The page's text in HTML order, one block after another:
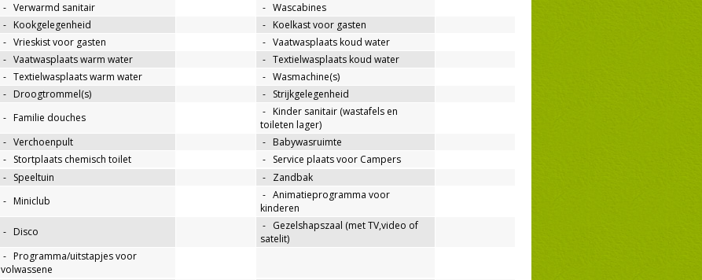
- Verwarmd sanitair - Wascabines
- Kookgelegenheid - Koelkast voor gasten
- Vrieskist voor gasten - Vaatwasplaats koud water
- Vaatwasplaats warm water - Textielwasplaats koud water
- Textielwasplaats warm water - Wasmachine(s)
- Droogtrommel(s) - Strijkgelegenheid
- Familie douches - Kinder sanitair (wastafels en
toileten lager)
- Verchoenpult - Babywasruimte
- Stortplaats chemisch toilet - Service plaats voor Campers
- Speeltuin - Zandbak
- Miniclub - Animatieprogramma voor
kinderen
- Disco - Gezelshapszaal (met TV,video of
satelit)
- Programma/uitstapjes voor
volwassene